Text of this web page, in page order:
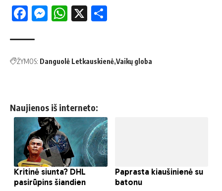
Facebook
Messenger
WhatsApp
X
ŽYMOS: Danguolė Letkauskienė Vaikų globa
Naujienos iš interneto: